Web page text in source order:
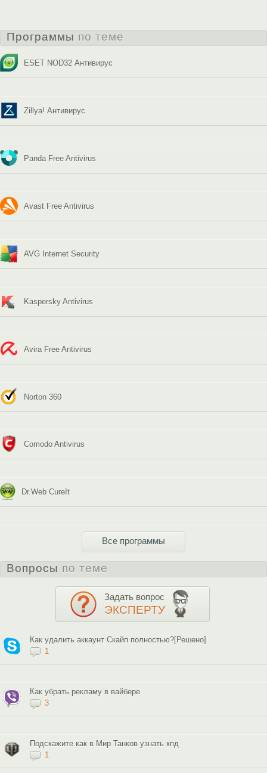
Программы по теме
ESET NOD32 Антивирус
Zillya! Антивирус
Panda Free Antivirus
Avast Free Antivirus
AVG Internet Security
Kaspersky Antivirus
Avira Free Antivirus
Norton 360
Comodo Antivirus
Dr.Web CureIt
Все программы
Вопросы по теме
Задать вопрос
ЭКСПЕРТУ
Как удалить аккаунт Скайп полностью?[Решено]
1
Как убрать рекламу в вайбере
3
Подскажите как в Мир Танков узнать кпд
1